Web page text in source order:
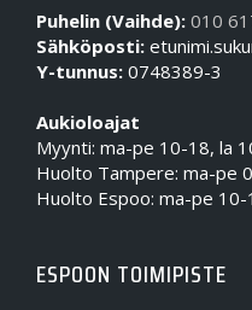
Puhelin (Vaihde): 010
Sähköposti:
Y-tunnus: 0748389-3
Aukioloajat
Myynti: ma-pe 10-18, la
Huolto Tampere: ma-pe
Huolto Espoo: ma-pe 10-
ESPOON TOIMIPISTE